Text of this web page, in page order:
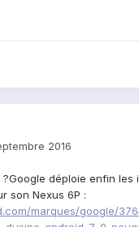
2016
déploie enfin les
son Nexus 6P :
marques/google/